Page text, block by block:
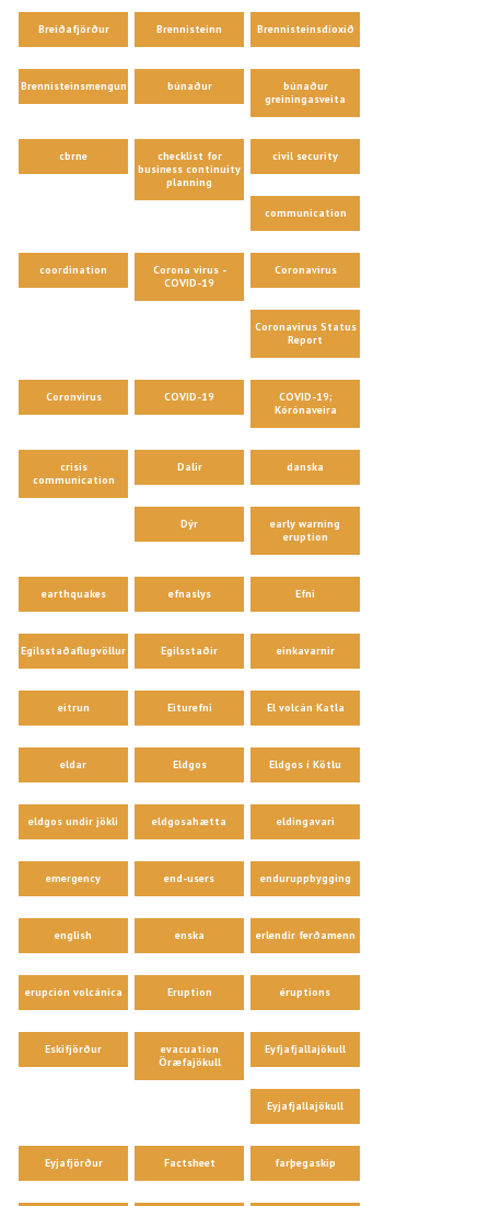
Breiðafjörður Brennisteinn Brennisteinsdíoxíð
Brennisteinsmengun búnaður
búnaður
greiningasveita
cbrne
checklist for
business continuity
planning
civil security
communication
coordination
Corona virus -
COVID-19
Coronavirus
Coronavirus Status
Report
Coronvirus COVID-19
COVID-19;
Kórónaveira
crisis
communication
Dalir danska
Dýr
early warning
eruption
earthquakes efnaslys Efni
Egilsstaðaflugvöllur Egilsstaðir einkavarnir
eitrun Eiturefni El volcán Katla
eldar Eldgos Eldgos í Kötlu
eldgos undir jökli eldgosahætta eldingavari
emergency end-users enduruppbygging
english enska erlendir ferðamenn
erupción volcánica Eruption éruptions
Eskifjörður
evacuation
Öræfajökull
Eyfjafjallajökull
Eyjafjallajökull
Eyjafjörður Factsheet farþegaskip